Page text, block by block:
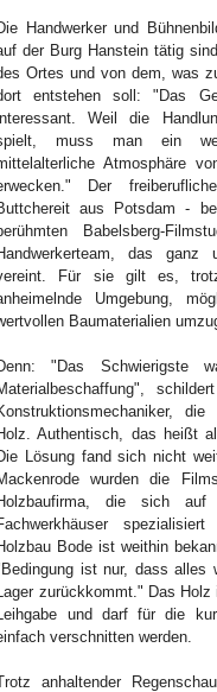
Handwerker und
der Burg Hanstein tätig
Ortes und von dem, was
entstehen soll: "Das
Weil die
muss man ein
Atmosphäre
Der
aus Potsdam -
Babelsberg-
das ganz
Für sie gilt es,
Umgebung,
Baumaterialien
"Das Schwierigste
Authentisch, das heißt
Lösung fand sich nicht
wurden die
die sich auf
Bode ist weithin
ist nur, dass alles
Lager zurückkommt." Das
Leihgabe und darf für die
verschnitten werden.
anhaltender